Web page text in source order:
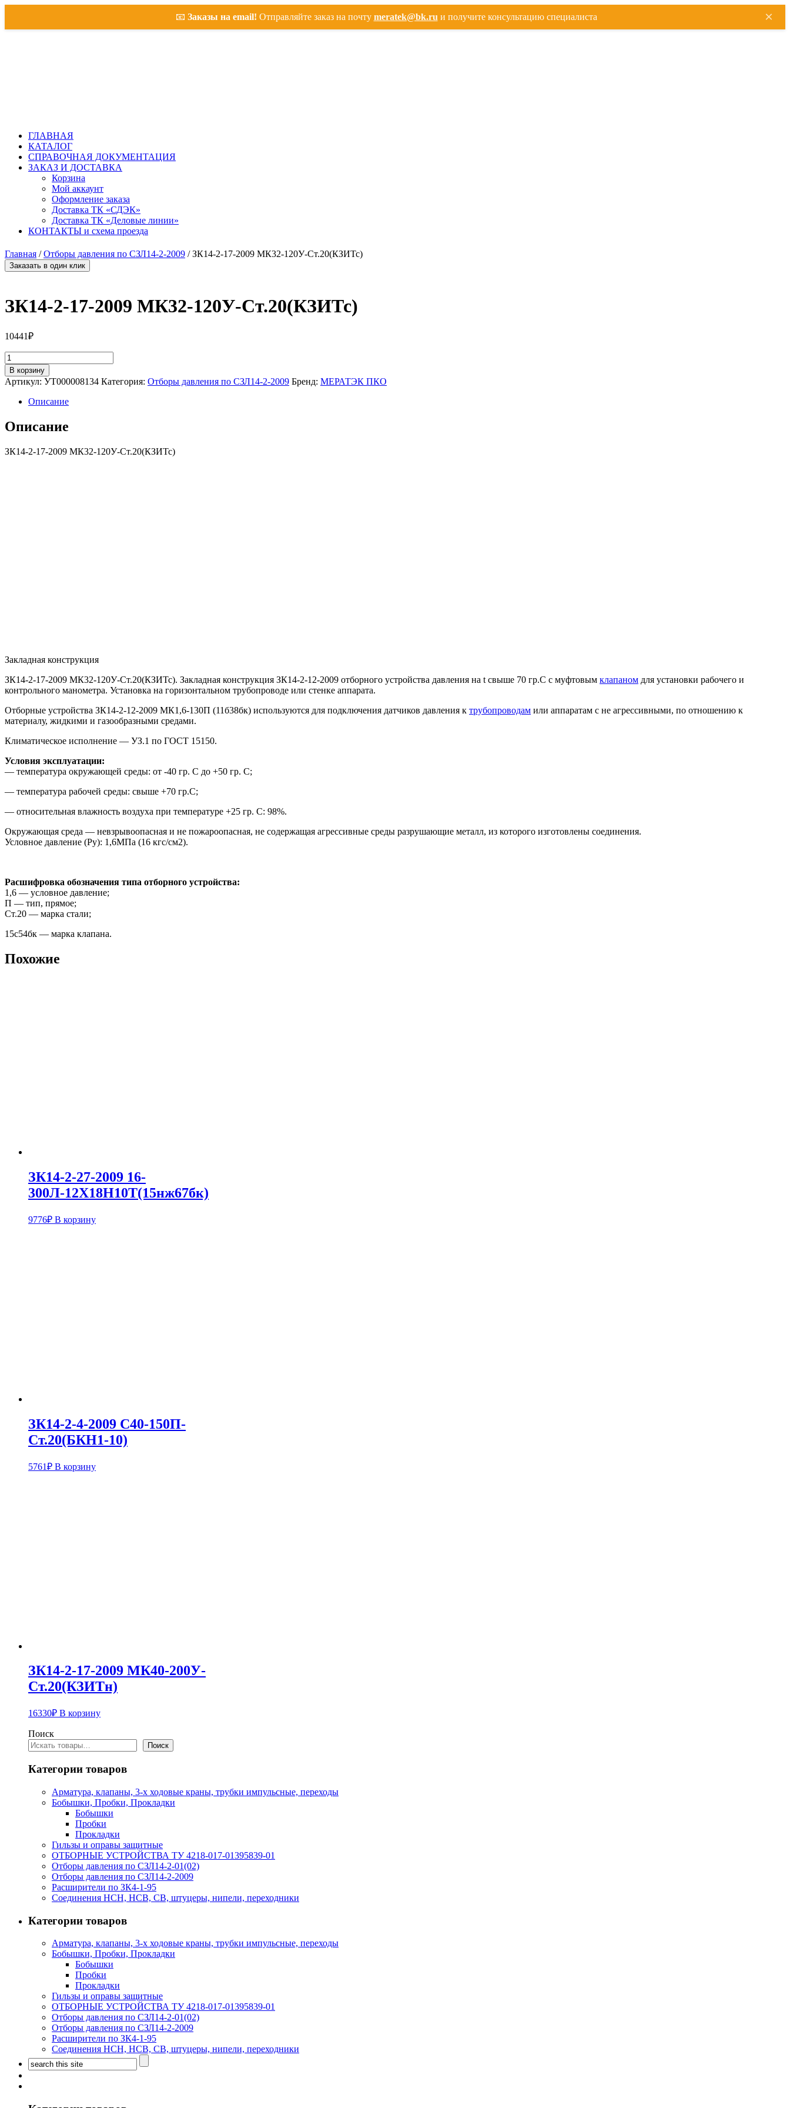
📧 Заказы на email! Отправляйте заказ на почту meratek@bk.ru и получите консультацию специалиста ×
ГЛАВНАЯ
КАТАЛОГ
СПРАВОЧНАЯ ДОКУМЕНТАЦИЯ
ЗАКАЗ И ДОСТАВКА
Корзина
Мой аккаунт
Оформление заказа
Доставка ТК «СДЭК»
Доставка ТК «Деловые линии»
КОНТАКТЫ и схема проезда
Главная /Отборы давления по СЗЛ14-2-2009 / ЗК14-2-17-2009 МК32-120У-Ст.20(КЗИТс)
Заказать в один клик
ЗК14-2-17-2009 МК32-120У-Ст.20(КЗИТс)
10441₽
Количество
товара
ЗК14-
2-
МК32-
120У-
В корзину
Артикул: УТ000008134 Категория: Отборы давления по СЗЛ14-2-2009 Бренд: МЕРАТЭК ПКО
Описание
Описание
ЗК14-2-17-2009 МК32-120У-Ст.20(КЗИТс)
Закладная конструкция
ЗК14-2-17-2009 МК32-120У-Ст.20(КЗИТс). Закладная конструкция ЗК14-2-12-2009 отборного устройства давления на t свыше 70 гр.С с муфтовым клапаном для установки рабочего и
контрольного манометра. Установка на горизонтальном трубопроводе или стенке аппарата.
Отборные устройства ЗК14-2-12-2009 МК1,6-130П (11б38бк) используются для подключения датчиков давления к трубопроводам или аппаратам с не агрессивными, по отношению к
материалу, жидкими и газообразными средами.
Климатическое исполнение — УЗ.1 по ГОСТ 15150.
Условия эксплуатации:
— температура окружающей среды: от -40 гр. С до +50 гр. С;
— температура рабочей среды: свыше +70 гр.С;
— относительная влажность воздуха при температуре +25 гр. С: 98%.
Окружающая среда — невзрывоопасная и не пожароопасная, не содержащая агрессивные среды разрушающие металл, из которого изготовлены соединения.
Условное давление (Pу): 1,6МПа (16 кгс/см2).
Расшифровка обозначения типа отборного устройства:
1,6 — условное давление;
П — тип, прямое;
Ст.20 — марка стали;
15с54бк — марка клапана.
Похожие
ЗК14-2-27-2009 16-
300Л-12Х18Н10Т(15нж67бк)
9776₽ В корзину
ЗК14-2-4-2009 С40-150П-
Ст.20(БКН1-10)
5761₽ В корзину
ЗК14-2-17-2009 МК40-200У-
Ст.20(КЗИТн)
16330₽ В корзину
Поиск
Поиск
Категории товаров
Арматура, клапаны, 3-х ходовые краны, трубки импульсные, переходы
Бобышки, Пробки, Прокладки
Бобышки
Пробки
Прокладки
Гильзы и оправы защитные
ОТБОРНЫЕ УСТРОЙСТВА ТУ 4218-017-01395839-01
Отборы давления по СЗЛ14-2-01(02)
Отборы давления по СЗЛ14-2-2009
Расширители по ЗК4-1-95
Соединения НСН, НСВ, СВ, штуцеры, нипели, переходники
Категории товаров
Арматура, клапаны, 3-х ходовые краны, трубки импульсные, переходы
Бобышки, Пробки, Прокладки
Бобышки
Пробки
Прокладки
Гильзы и оправы защитные
ОТБОРНЫЕ УСТРОЙСТВА ТУ 4218-017-01395839-01
Отборы давления по СЗЛ14-2-01(02)
Отборы давления по СЗЛ14-2-2009
Расширители по ЗК4-1-95
Соединения НСН, НСВ, СВ, штуцеры, нипели, переходники